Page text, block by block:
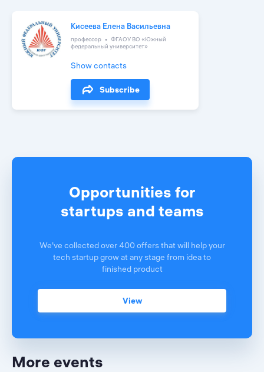
Кисеева Елена Васильевна
профессор
ФГАОУ ВО «Южный
федеральный университет»
Show contacts
Subscribe
Opportunities for
startups and teams
We've collected over 400 offers that will help your
tech startup grow at any stage from idea to
finished product
View
More events